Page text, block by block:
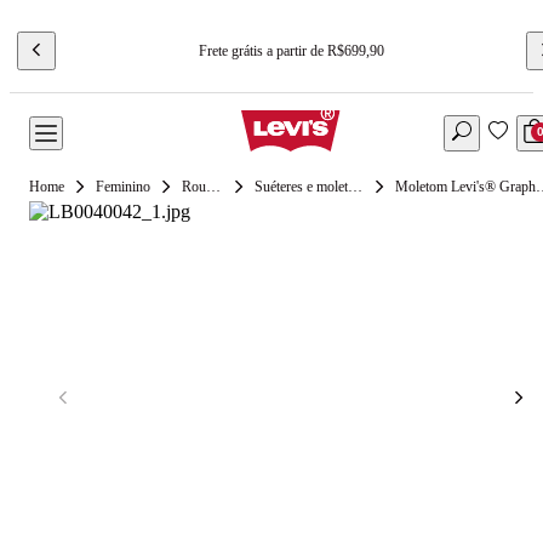
Frete grátis a partir de R$699,90
0
Feminino Roupas Suéteres e moletons Moletom